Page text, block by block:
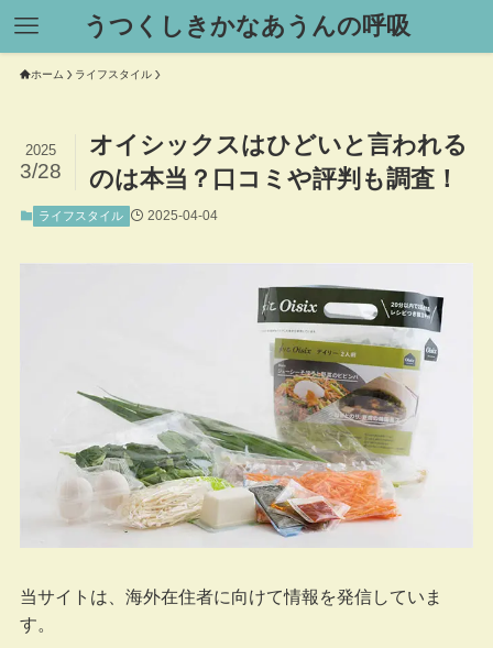
うつくしきかなあうんの呼吸
ホーム ライフスタイル
オイシックスはひどいと言われる
のは本当？口コミや評判も調査！
2025
3/28
ライフスタイル 2025-04-04
当サイトは、海外在住者に向けて情報を発信していま
す。